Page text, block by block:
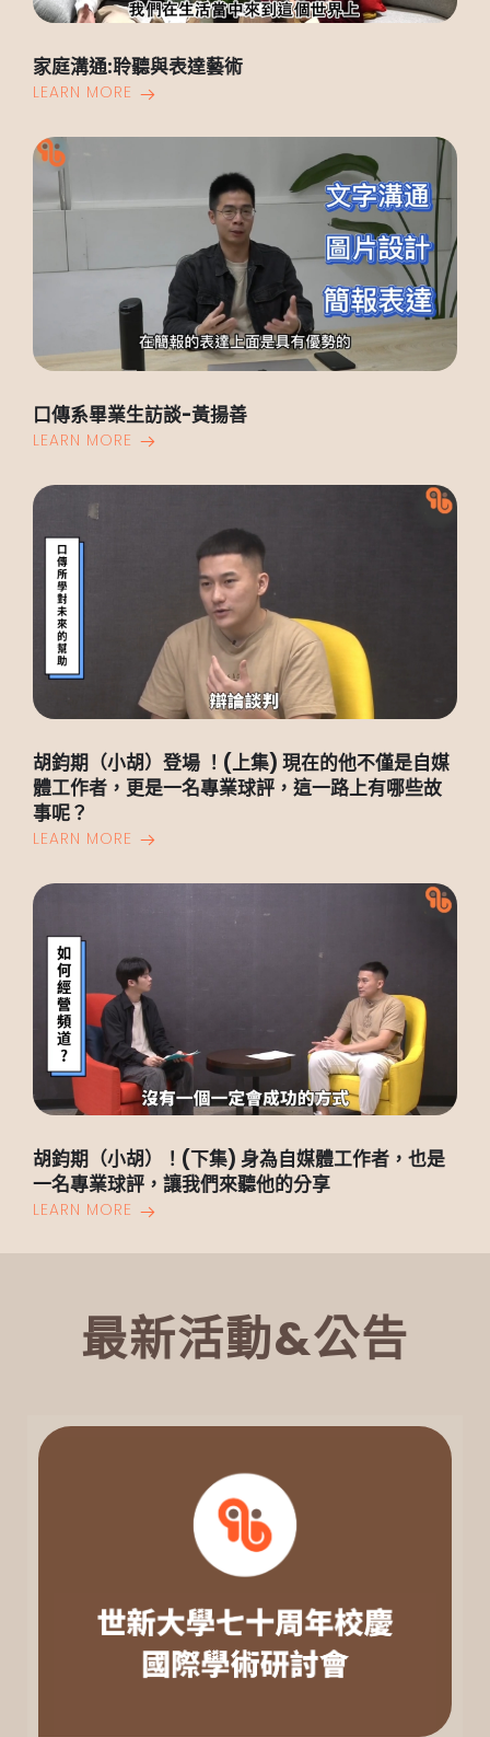
家庭溝通:聆聽與表達藝術
LEARN MORE
口傳系畢業生訪談-黃揚善
LEARN MORE
胡鈞期（小胡）登場 ！(上集) 現在的他不僅是自媒
體工作者，更是一名專業球評，這一路上有哪些故
事呢？
LEARN MORE
胡鈞期（小胡）！(下集) 身為自媒體工作者，也是
一名專業球評，讓我們來聽他的分享
LEARN MORE
最新活動&公告